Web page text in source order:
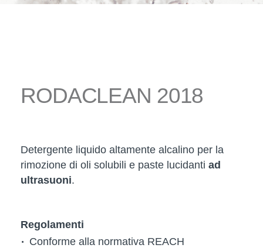
RODACLEAN 2018
Detergente liquido altamente alcalino per la
rimozione di oli solubili e paste lucidanti ad
ultrasuoni.
Regolamenti
Conforme alla normativa REACH